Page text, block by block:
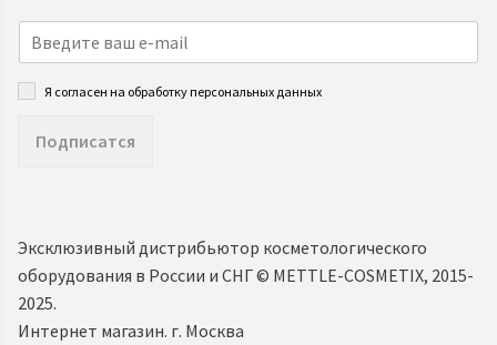
Я согласен на обработку персональных данных
Подписатся
Эксклюзивный дистрибьютор косметологического
оборудования в России и СНГ ©️ METTLE-COSMETIX, 2015-
2025.
Интернет магазин. г. Москва